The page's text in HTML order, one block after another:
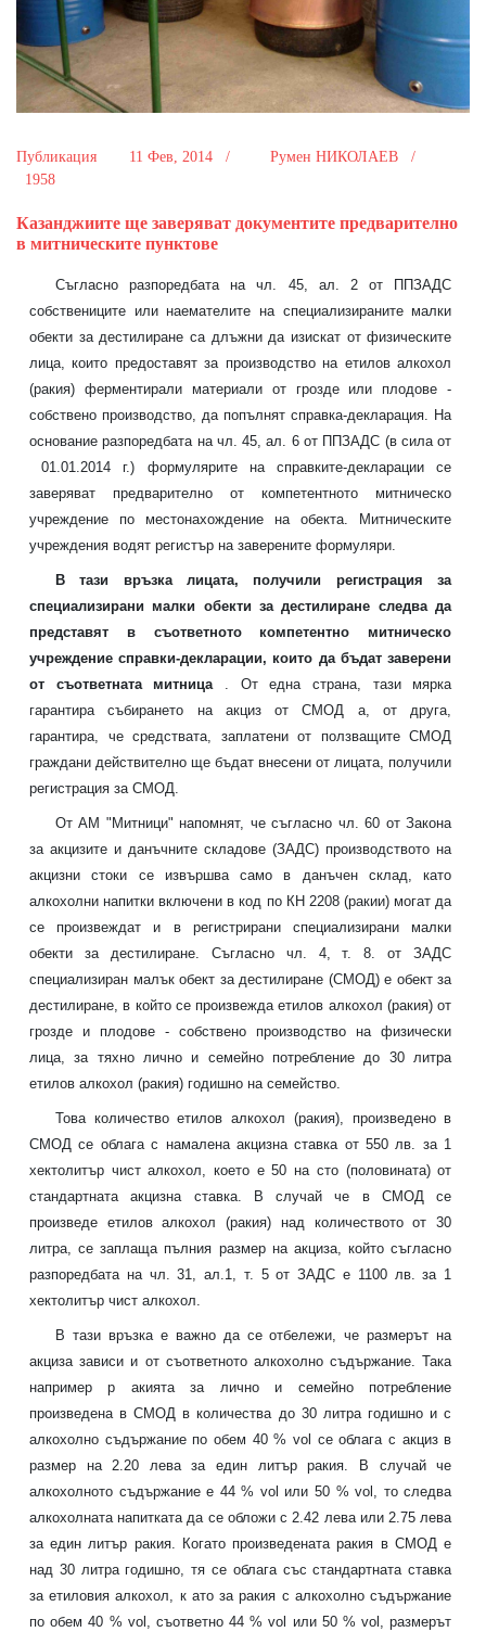
Публикация 11 Фев, 2014 /
Румен НИКОЛАЕВ /
1958
Казанджиите ще заверяват документите предварително
в митническите пунктове
Съгласно разпоредбата на чл. 45, ал. 2 от ППЗАДС
собствениците или наемателите на специализираните малки
обекти за дестилиране са длъжни да изискат от физическите
лица, които предоставят за производство на етилов алкохол
(ракия) ферментирали материали от грозде или плодове -
собствено производство, да попълнят справка-декларация.
На
основание разпоредбата на чл. 45, ал. 6 от ППЗАДС (в сила от
01.01.2014 г.) формулярите на справките-декларации се
заверяват предварително от компетентното митническо
учреждение по местонахождение на обекта. Митническите
учреждения водят регистър на заверените формуляри.
В тази връзка лицата, получили регистрация за
специализирани малки обекти за дестилиране следва да
представят в съответното компетентно митническо
учреждение справки-декларации, които да бъдат заверени
от съответната митница . От една страна, тази мярка
гарантира събирането на акциз от СМОД а, от друга,
гарантира, че средствата, заплатени от ползващите СМОД
граждани действително ще бъдат внесени от лицата, получили
регистрация за СМОД.
От АМ "Митници" напомнят, че съгласно чл. 60 от Закона
за акцизите и данъчните складове (ЗАДС) производството на
акцизни стоки се извършва само в данъчен склад, като
алкохолни напитки включени в код по КН 2208 (ракии) могат да
се произвеждат и в регистрирани специализирани малки
обекти за дестилиране. Съгласно чл. 4, т. 8. от ЗАДС
специализиран малък обект за дестилиране (СМОД) е обект за
дестилиране, в който се произвежда етилов алкохол (ракия) от
грозде и плодове - собствено производство на физически
лица, за тяхно лично и семейно потребление до 30 литра
етилов алкохол (ракия) годишно на семейство.
Това количество етилов алкохол (ракия), произведено в
СМОД се облага с намалена акцизна ставка от 550 лв. за 1
хектолитър чист алкохол, което е 50 на сто (половината) от
стандартната акцизна ставка. В случай че в СМОД се
произведе етилов алкохол (ракия) над количеството от 30
литра, се заплаща пълния размер на акциза, който съгласно
разпоредбата на чл. 31, ал.1, т. 5 от ЗАДС е 1100 лв. за 1
хектолитър чист алкохол.
В тази връзка е важно да се отбележи, че размерът на
акциза зависи и от съответното алкохолно съдържание. Така
например р акията за лично и семейно потребление
произведена в СМОД в количества до 30 литра годишно и с
алкохолно съдържание по обем 40 % vol се облага с акциз в
размер на 2.20 лева за един литър ракия. В случай че
алкохолното съдържание е 44 % vol или 50 %vol
, то следва
алкохолната напитката да се обложи с 2.42 лева или 2.75 лева
за един литър ракия. Когато произведената ракия в СМОД е
над 30 литра годишно, тя се облага със стандартната ставка
за етиловия алкохол, к aто за ракия с алкохолно съдържание
по обем 40 % vol , съответно 44 %vol или 50 %vol , размерът